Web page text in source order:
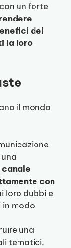
un forte
del
la loro
il mondo
canale
con
loro dubbi e
modo
una
tematici.